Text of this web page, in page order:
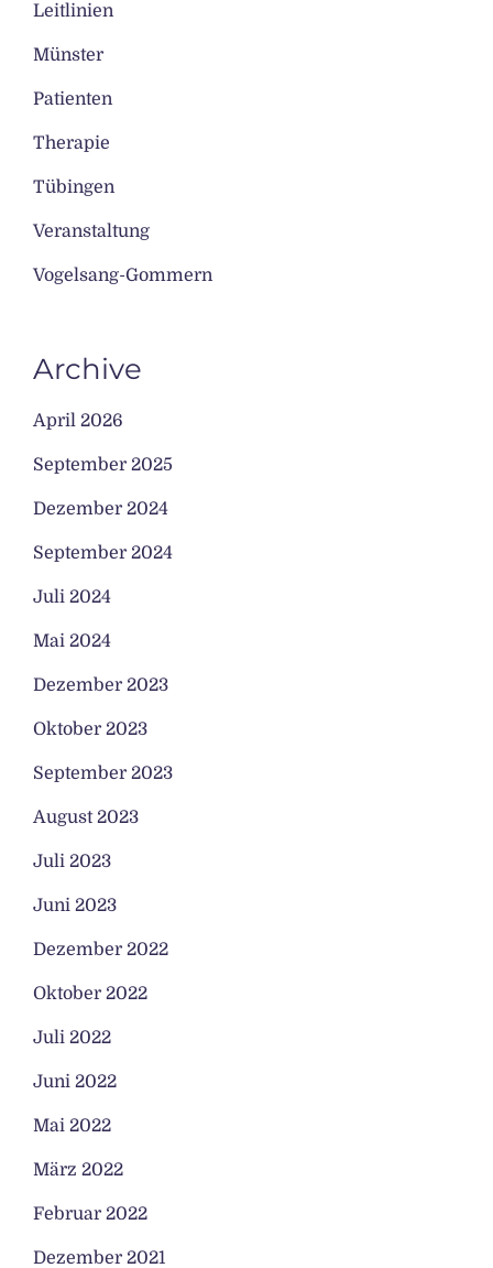
Leitlinien
Münster
Patienten
Therapie
Tübingen
Veranstaltung
Vogelsang-Gommern
Archive
April 2026
September 2025
Dezember 2024
September 2024
Juli 2024
Mai 2024
Dezember 2023
Oktober 2023
September 2023
August 2023
Juli 2023
Juni 2023
Dezember 2022
Oktober 2022
Juli 2022
Juni 2022
Mai 2022
März 2022
Februar 2022
Dezember 2021